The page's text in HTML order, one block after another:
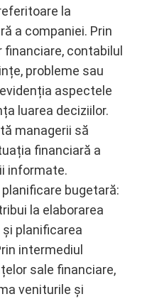
la
a companiei. Prin
contabilul
probleme sau
aspectele
luarea deciziilor.
managerii să
financiară a
informate.
bugetară:
la elaborarea
planificarea
intermediul
sale financiare,
veniturile și